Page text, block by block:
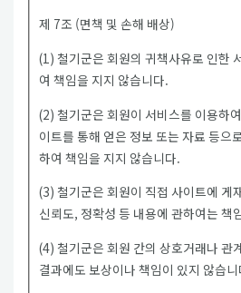
제 7조 (면책 및 손해 배상)
(1) 철기군은 회원의 귀책사유로 인한
여 책임을 지지 않습니다.
(2) 철기군은 회원이 서비스를 이용하
이트를 통해 얻은 정보 또는 자료 등으
하여 책임을 지지 않습니다.
(3) 철기군은 회원이 직접 사이트에 게
신뢰도, 정확성 등 내용에 관하여는 책
(4) 철기군은 회원 간의 상호거래나 관
결과에도 보상이나 책임이 있지 않습